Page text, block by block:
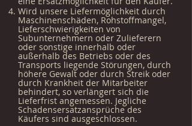
Wird unsere Liefermöglichkeit durch
Maschinenschäden, Rohstoffmangel,
Lieferschwierigkeiten von
Subunternehmern oder Zulieferern
oder sonstige innerhalb oder
außerhalb des Betriebs oder des
Transports liegende Störungen, durch
höhere Gewalt oder durch Streik oder
durch Krankheit der Mitarbeiter
behindert, so verlängert sich die
Lieferfrist angemessen. Jegliche
Schadensersatzansprüche des
Käufers sind ausgeschlossen.